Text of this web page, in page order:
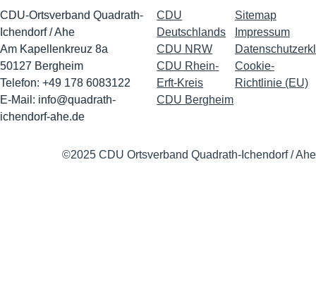
CDU-Ortsverband Quadrath-
Ichendorf / Ahe
Am Kapellenkreuz 8a
50127 Bergheim
Telefon: +49 178 6083122
E-Mail: info@quadrath-
ichendorf-ahe.de
CDU
Deutschlands
CDU NRW
CDU Rhein-
Erft-Kreis
CDU Bergheim
Sitemap
Impressum
Cookie-
Richtlinie (EU)
©2025 CDU Ortsverband Quadrath-Ichendorf / Ahe